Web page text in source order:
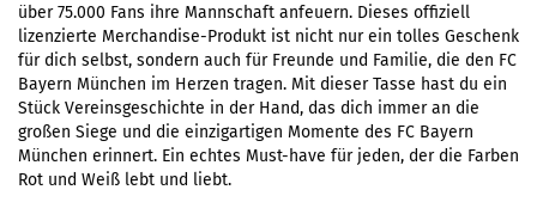
über 75.000 Fans ihre Mannschaft anfeuern. Dieses offiziell
lizenzierte Merchandise-Produkt ist nicht nur ein tolles Geschenk
für dich selbst, sondern auch für Freunde und Familie, die den FC
Bayern München im Herzen tragen. Mit dieser Tasse hast du ein
Stück Vereinsgeschichte in der Hand, das dich immer an die
großen Siege und die einzigartigen Momente des FC Bayern
München erinnert. Ein echtes Must-have für jeden, der die Farben
Rot und Weiß lebt und liebt.